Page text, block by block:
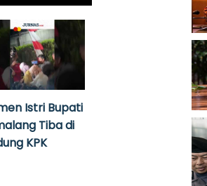
Istri Bupati
Tiba di
KPK